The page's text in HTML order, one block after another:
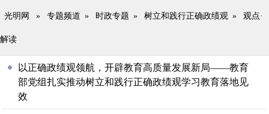
光明网 » 专题频道 » 时政专题 » 树立和践行正确政绩观 » 观点·
解读
以正确政绩观领航，开辟教育高质量发展新局——教育
部党组扎实推动树立和践行正确政绩观学习教育落地见
效